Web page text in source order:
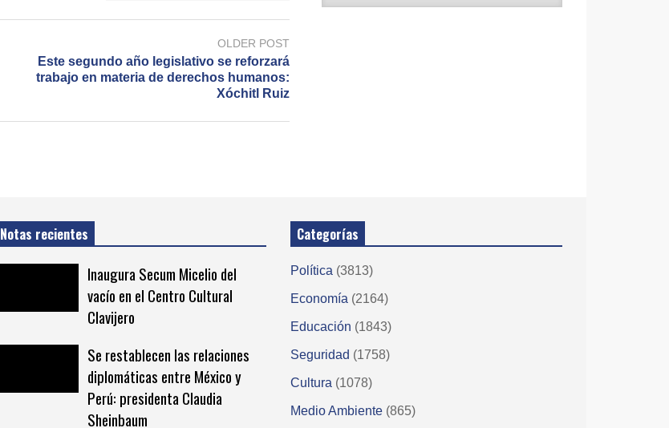
OLDER POST
Este segundo año legislativo se reforzará
trabajo en materia de derechos humanos:
Xóchitl Ruiz
Notas recientes
Inaugura Secum Micelio del
vacío en el Centro Cultural
Clavijero
Se restablecen las relaciones
diplomáticas entre México y
Perú: presidenta Claudia
Sheinbaum
Categorías
Política (3813)
Economía (2164)
Educación (1843)
Seguridad (1758)
Cultura (1078)
Medio Ambiente (865)